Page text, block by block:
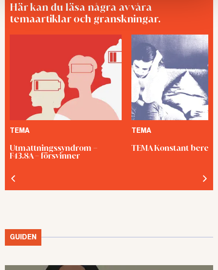
Här kan du läsa några av våra
temaartiklar och granskningar.
TEMA
Utmattningssyndrom –
F43.8A – försvinner
TEMA
TEMA Konstant
GUIDEN